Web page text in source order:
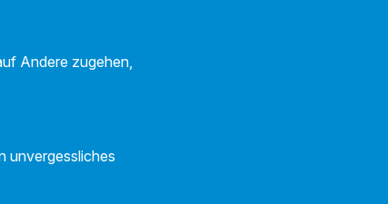
Andere zugehen,
unvergessliches